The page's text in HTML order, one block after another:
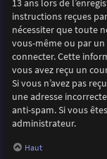
13 ans lors de
instructions reçues
nécessiter que toute
vous-même ou par
connecter. Cette
vous avez reçu un
Si vous n’avez pas
une adresse
anti-spam. Si vous
administrateur.
Haut